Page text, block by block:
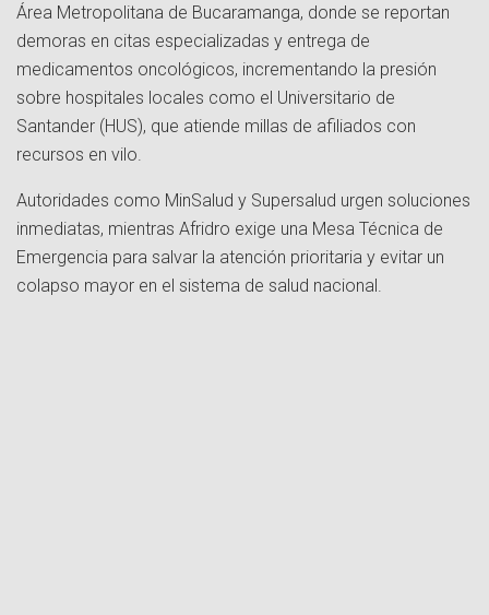
Área Metropolitana de Bucaramanga, donde se reportan
demoras en citas especializadas y entrega de
medicamentos oncológicos, incrementando la presión
sobre hospitales locales como el Universitario de
Santander (HUS), que atiende millas de afiliados con
recursos en vilo.
Autoridades como MinSalud y Supersalud urgen soluciones
inmediatas, mientras Afridro exige una Mesa Técnica de
Emergencia para salvar la atención prioritaria y evitar un
colapso mayor en el sistema de salud nacional.